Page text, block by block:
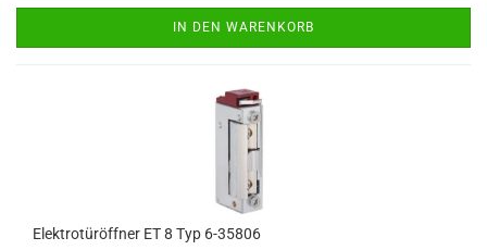
IN DEN WARENKORB
Elek­tro­tür­öff­ner ET 8 Typ 6-​35806